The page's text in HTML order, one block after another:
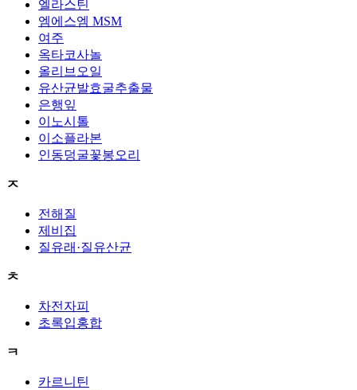
엘라스틴
엠에스엠 MSM
여주
옥타코사놀
올리브오일
유산균발효굴추출물
은행잎
이노시톨
이소플라본
인동덩굴꽃봉오리
ㅈ
전해질
제비집
질유래·질유산균
ㅊ
차전자피
초록입홍합
ㅋ
카르니틴